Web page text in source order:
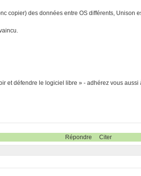
copier) des données entre OS différents, Unison
et défendre le logiciel libre » - adhérez vous aussi
Répondre Citer